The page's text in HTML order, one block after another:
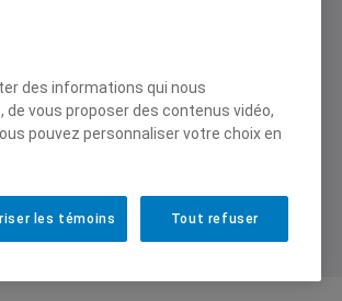
des informations qui nous
vous proposer des contenus vidéo,
pouvez personnaliser votre choix en
Tout refuser
les témoins